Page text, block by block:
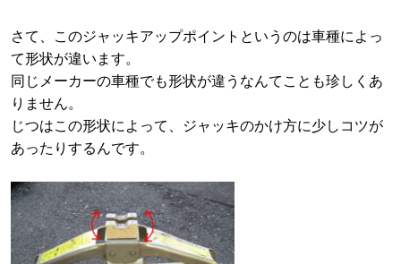
さて、このジャッキアップポイントというのは車種によっ
て形状が違います。
同じメーカーの車種でも形状が違うなんてことも珍しくあ
りません。
じつはこの形状によって、ジャッキのかけ方に少しコツが
あったりするんです。